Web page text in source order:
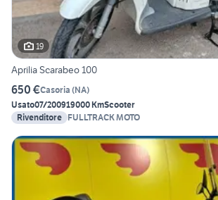
19
Aprilia Scarabeo 100
650 €Casoria (NA)
Usato07/200919000 KmScooter
Rivenditore FULLTRACK MOTO